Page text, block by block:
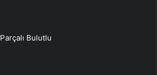
Parçalı Bulutlu